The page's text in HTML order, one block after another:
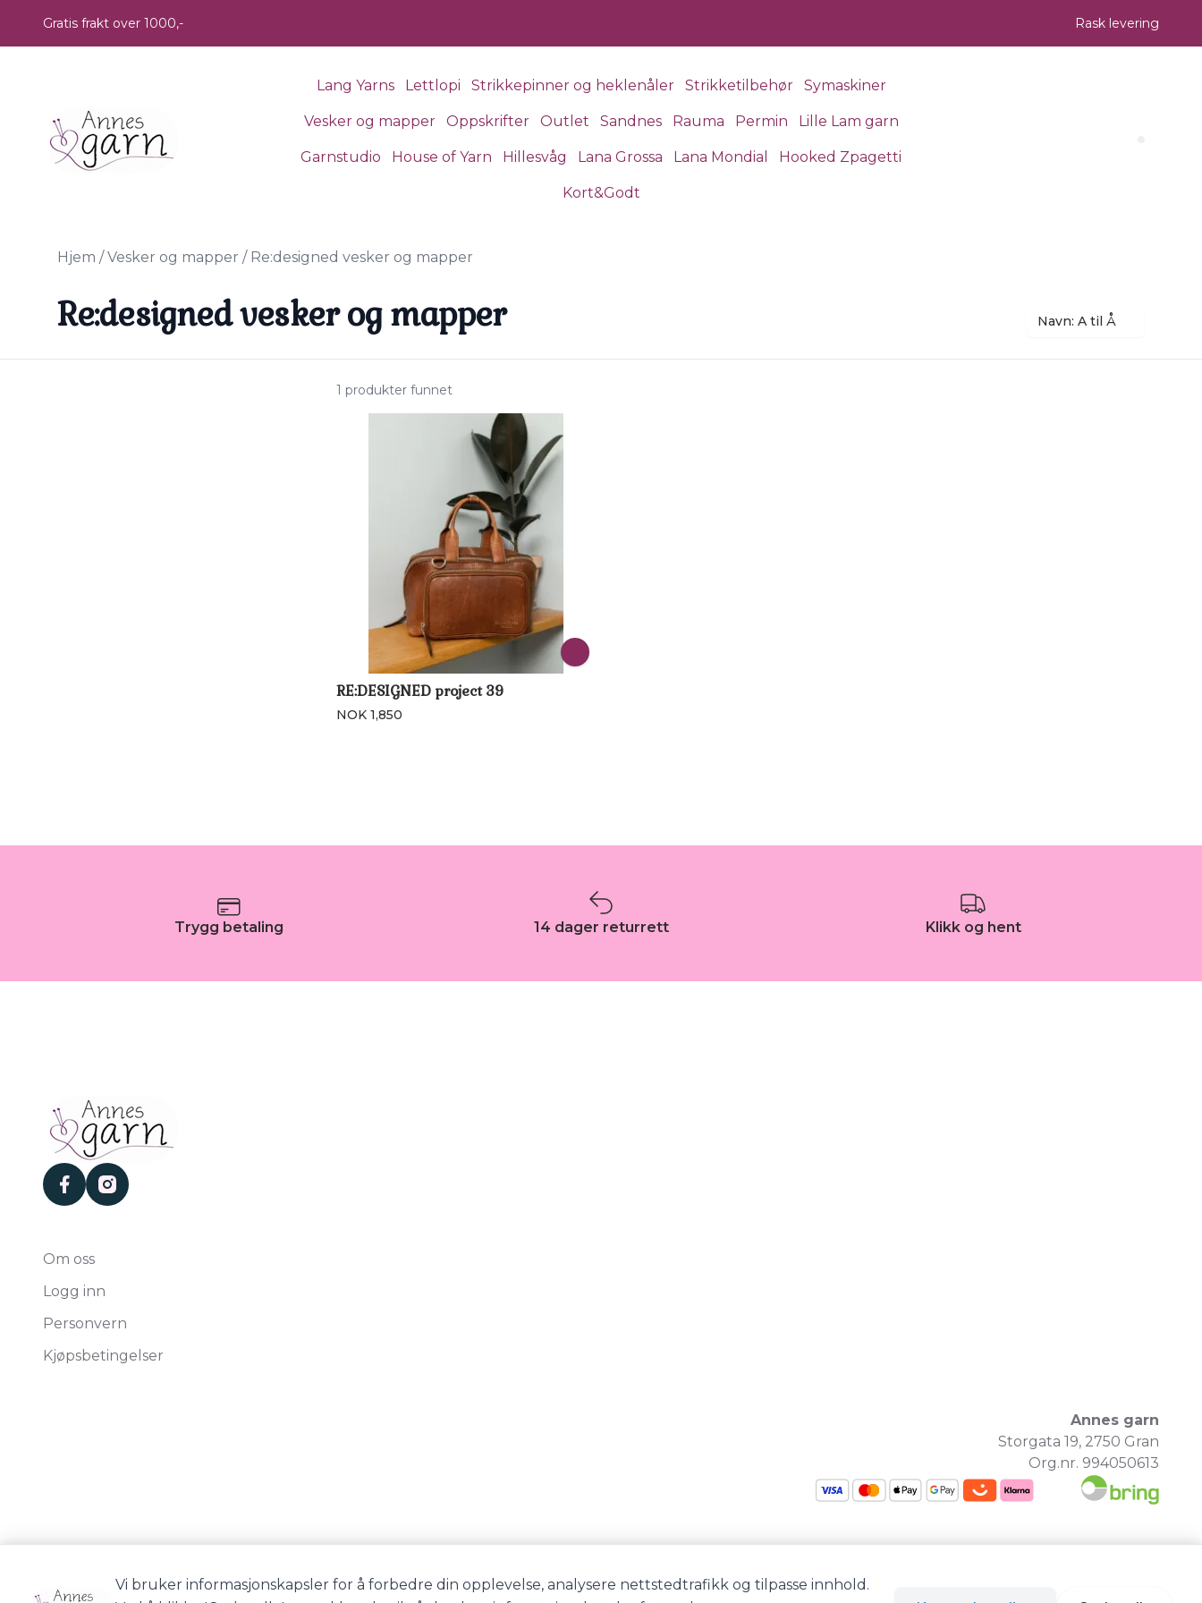
Gratis frakt over 1000,- Rask levering
Lang Yarns Lettlopi Strikkepinner og heklenåler Strikketilbehør Symaskiner
Vesker og mapper Oppskrifter Outlet Sandnes Rauma Permin Lille Lam garn
Garnstudio House of Yarn Hillesvåg Lana Grossa Lana Mondial Hooked Zpagetti
Kort&Godt
Hjem / Vesker og mapper / Re:designed vesker og mapper
Re:designed vesker og mapper Navn: A til Å
1 produkter funnet
RE:DESIGNED project 39
NOK 1,850
Trygg betaling 14 dager returrett Klikk og hent
facebookinstagram
Om oss
Logg inn
Personvern
Kjøpsbetingelser
Annes garn
Storgata 19, 2750 Gran
Org.nr. 994050613
Vi bruker informasjonskapsler for å forbedre din opplevelse, analysere nettstedtrafikk og tilpasse innhold.